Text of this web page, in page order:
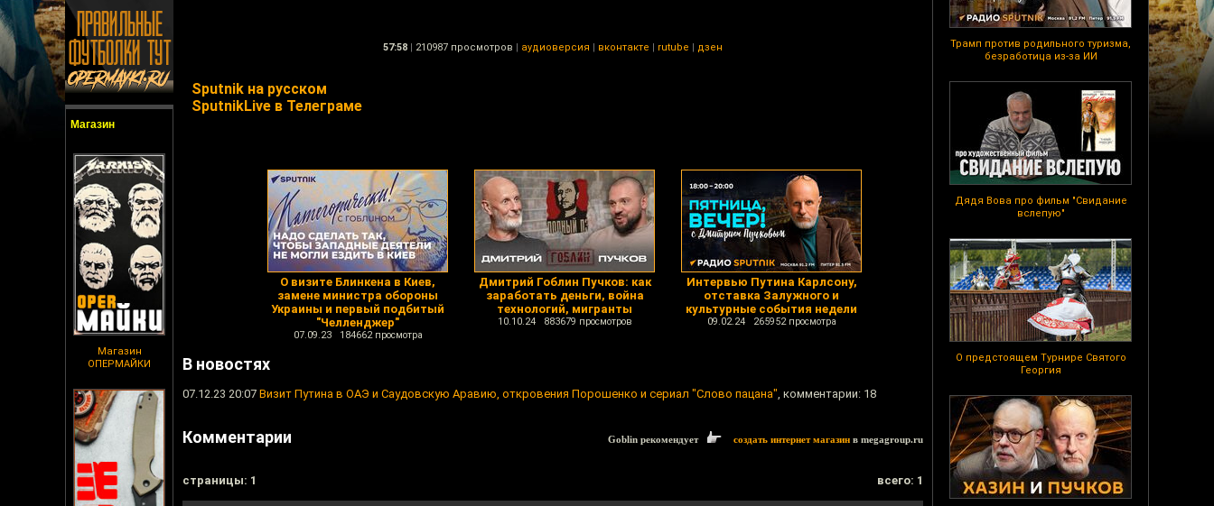
Магазин
Магазин
ОПЕРМАЙКИ
Трамп против родильного туризма,
безработица из-за ИИ
Дядя Вова про фильм "Свидание
вслепую"
О предстоящем Турнире Святого
Георгия
57:58 | 210987 просмотров | аудиоверсия | вконтакте | rutube | дзен
Sputnik на русском
SputnikLive в Телеграме
О визите Блинкена в Киев,
замене министра обороны
Украины и первый подбитый
"Челленджер"
07.09.23 184662 просмотра
Дмитрий Гоблин Пучков: как
заработать деньги, война
технологий, мигранты
10.10.24 883679 просмотров
Интервью Путина Карлсону,
отставка Залужного и
культурные события недели
09.02.24 265952 просмотра
В новостях
07.12.23 20:07 Визит Путина в ОАЭ и Саудовскую Аравию, откровения Порошенко и сериал "Слово пацана", комментарии: 18
Комментарии Goblin рекомендует создать интернет магазин в megagroup.ru
cтраницы: 1 всего: 1